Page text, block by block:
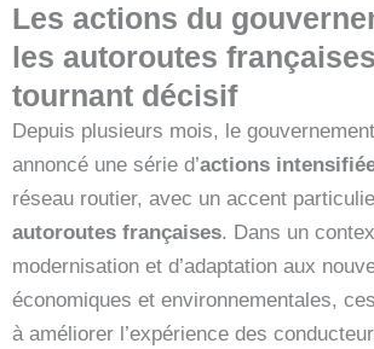
Les actions du
les autoroutes
tournant décisif
Depuis plusieurs mois, le
annoncé une série d’actions
réseau routier, avec un accent
autoroutes françaises. Dans un
modernisation et d’adaptation aux
économiques et environnementales,
à améliorer l’expérience des